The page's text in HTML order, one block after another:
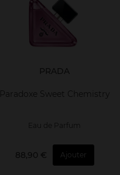
PRADA
Paradoxe Sweet Chemistry
Eau de Parfum
88,90 € Ajouter